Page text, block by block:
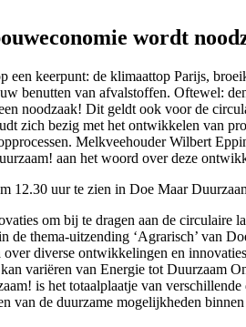
wordt
een keerpunt: de klimaattop Parijs,
benutten van afvalstoffen. Oftewel:
noodzaak! Dit geldt ook voor de
zich bezig met het ontwikkelen van
Melkveehouder Wilbert
aan het woord over deze
12.30 uur te zien in Doe Maar
om bij te dragen aan de circulaire
de thema-uitzending ‘Agrarisch’ van
diverse ontwikkelingen en
variëren van Energie tot Duurzaam
is het totaalplaatje van verschillende
van de duurzame mogelijkheden